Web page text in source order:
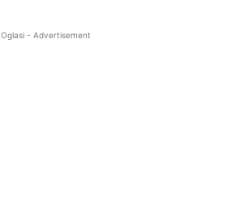
Oglasi - Advertisement